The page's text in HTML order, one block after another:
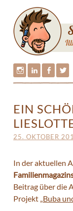
Springe
zum
Inhalt
Stefan
auf
Instagram
Stefan
auf
LinkedIn
Stefan
auf auf
EIN
25. OKTOBER
In der aktuellen
Beitrag über die
Projekt „Buba